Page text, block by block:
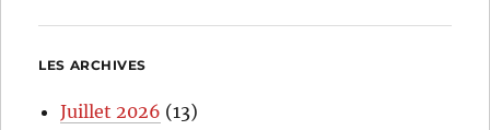
LES ARCHIVES
Juillet 2026 (13)